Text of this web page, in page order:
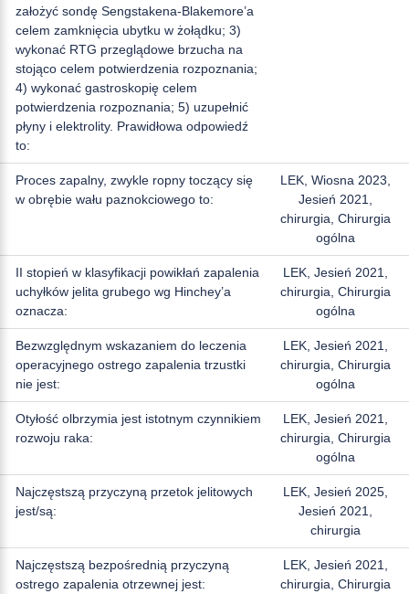
założyć sondę Sengstakena-Blakemore’a
celem zamknięcia ubytku w żołądku; 3)
wykonać RTG przeglądowe brzucha na
stojąco celem potwierdzenia rozpoznania;
4) wykonać gastroskopię celem
potwierdzenia rozpoznania; 5) uzupełnić
płyny i elektrolity. Prawidłowa odpowiedź
to:
Proces zapalny, zwykle ropny toczący się
w obrębie wału paznokciowego to:
LEK, Wiosna 2023,
Jesień 2021,
chirurgia, Chirurgia
ogólna
II stopień w klasyfikacji powikłań zapalenia
uchyłków jelita grubego wg Hinchey’a
oznacza:
LEK, Jesień 2021,
chirurgia, Chirurgia
ogólna
Bezwzględnym wskazaniem do leczenia
operacyjnego ostrego zapalenia trzustki
nie jest:
LEK, Jesień 2021,
chirurgia, Chirurgia
ogólna
Otyłość olbrzymia jest istotnym czynnikiem
rozwoju raka:
LEK, Jesień 2021,
chirurgia, Chirurgia
ogólna
Najczęstszą przyczyną przetok jelitowych
jest/są:
LEK, Jesień 2025,
Jesień 2021,
chirurgia
Najczęstszą bezpośrednią przyczyną
ostrego zapalenia otrzewnej jest:
LEK, Jesień 2021,
chirurgia, Chirurgia